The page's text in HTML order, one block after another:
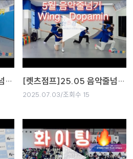
[렛츠점프]25.07 음악줄넘기(홍보용) [렛츠점프]25.05 음악줄넘기(홍보용)
2025.07.03/조회수 15